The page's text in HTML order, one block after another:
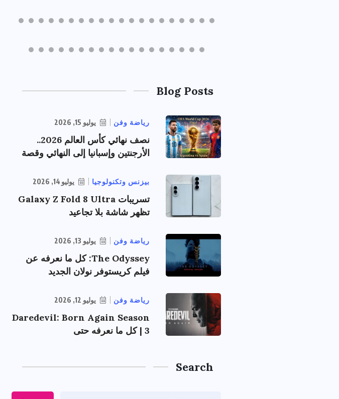
Blog Posts
رياضة وفن يوليو 15, 2026
نصف نهائي كأس العالم 2026..
الأرجنتين وإسبانيا إلى النهائي وقصة
بيزنس وتكنولوجيا يوليو 14, 2026
تسريبات Galaxy Z Fold 8 Ultra
تظهر شاشة بلا تجاعيد
رياضة وفن يوليو 13, 2026
The Odyssey: كل ما نعرفه عن
فيلم كريستوفر نولان الجديد
رياضة وفن يوليو 12, 2026
Daredevil: Born Again Season
3 | كل ما نعرفه حتى
Search